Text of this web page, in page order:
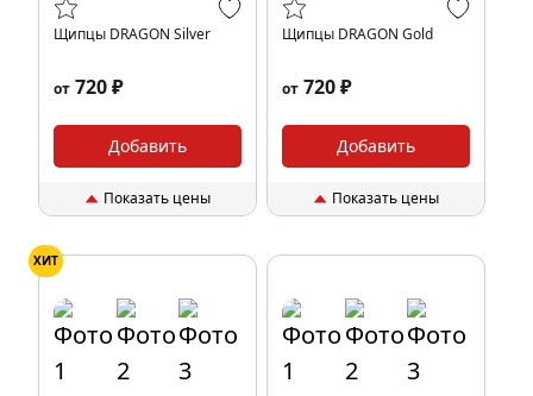
Щипцы DRAGON Silver
от 720 ₽
Добавить
Показать цены
Щипцы DRAGON Gold
от 720 ₽
Добавить
Показать цены
ХИТ